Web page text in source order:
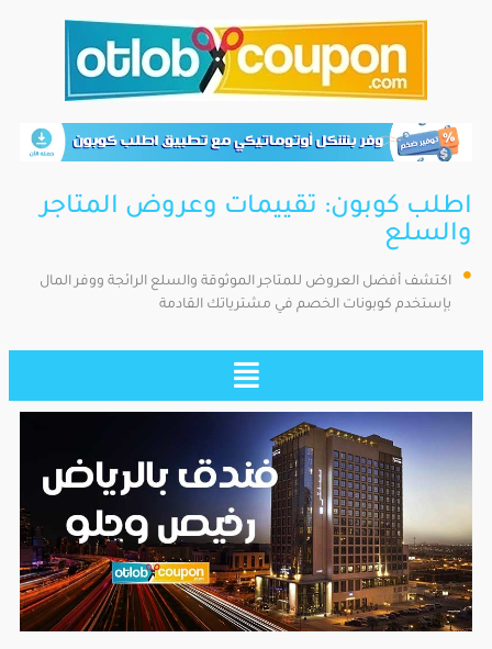
اطلب كوبون: تقييمات وعروض المتاجر
والسلع
اكتشف أفضل العروض للمتاجر الموثوقة والسلع الرائجة ووفر المال
بإستخدم كوبونات الخصم في مشترياتك القادمة